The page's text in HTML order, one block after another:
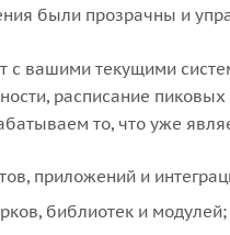
были прозрачны и
вашими текущими
расписание
то, что уже
приложений и
библиотек и модулей;